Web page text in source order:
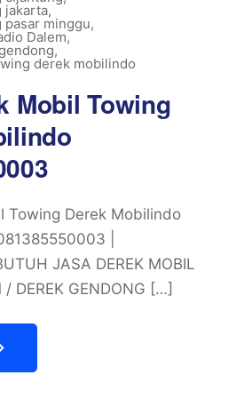
jakarta,
minggu,
Dalem,
,
derek mobilindo
Mobil Towing
Towing Derek Mobilindo
|
JASA DEREK MOBIL
DEREK GENDONG […]